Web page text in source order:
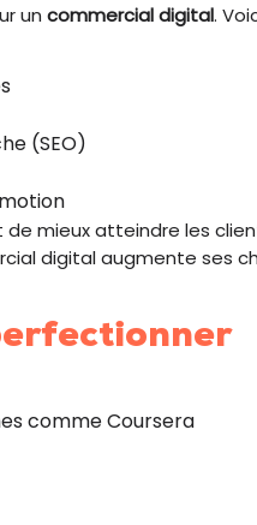
uncommercial digital.
(SEO)
mieux atteindre les
digital augmente ses
comme Coursera